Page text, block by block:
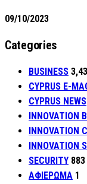
09/10/2023
Categories
BUSINESS
CYPRUS E-
CYPRUS NEWS
INNOVATION
INNOVATION
INNOVATION
SECURITY 883
ΑΦΙΕΡΩΜΑ 1